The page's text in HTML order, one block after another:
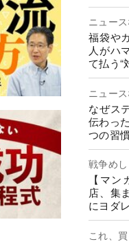
ニュー
福袋や
人がハ
て払う“
ニュー
なぜス
伝わっ
つの習慣
戦争めし
【マ
店、集
にヨダ
これ、